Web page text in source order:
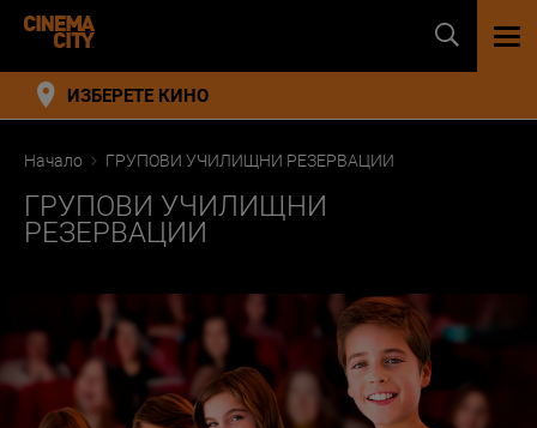
ИЗБЕРЕТЕ КИНО
Начало ГРУПОВИ УЧИЛИЩНИ РЕЗЕРВАЦИИ
ГРУПОВИ УЧИЛИЩНИ
РЕЗЕРВАЦИИ